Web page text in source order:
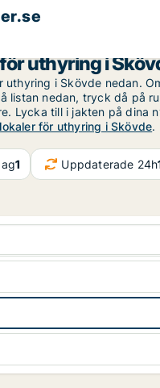
uthyring i
uthyring i Skövde nedan.
listan nedan, tryck då på
Lycka till i jakten på dina
för uthyring i Skövde.
1 Uppdaterade 24h